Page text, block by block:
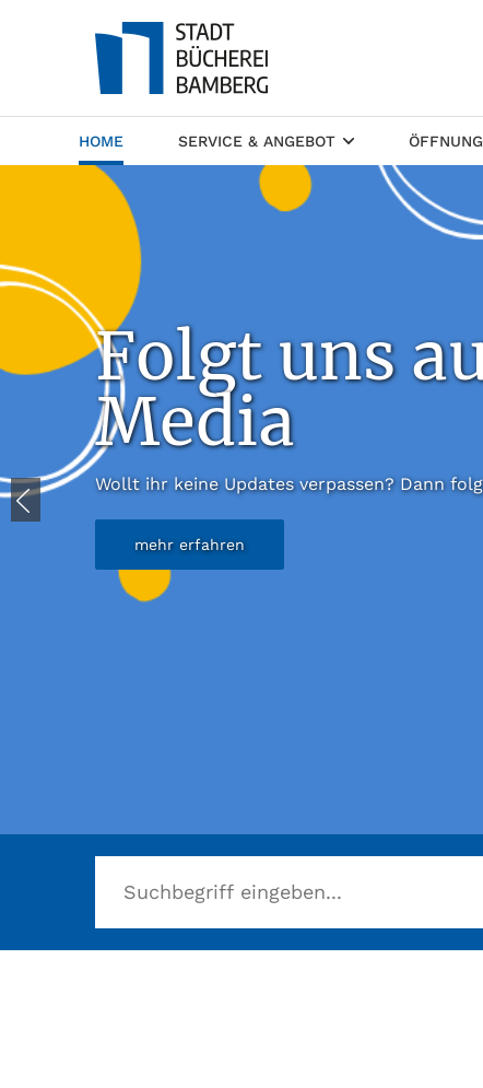
HOME (CURRENT)SERVICE & ANGEBOT
Folgt uns
Media
Wollt ihr keine Updates verpassen?
mehr erfahren